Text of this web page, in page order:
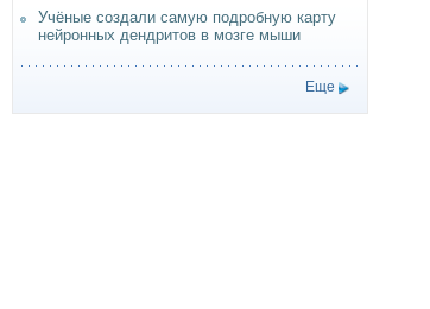
Учёные создали самую подробную карту
нейронных дендритов в мозге мыши
Еще